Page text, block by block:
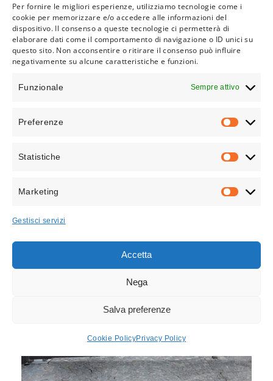
Per fornire le migliori esperienze, utilizziamo tecnologie come i
cookie per memorizzare e/o accedere alle informazioni del
dispositivo. Il consenso a queste tecnologie ci permetterà di
elaborare dati come il comportamento di navigazione o ID unici su
questo sito. Non acconsentire o ritirare il consenso può influire
negativamente su alcune caratteristiche e funzioni.
Funzionale Sempre attivo
Preferenze
Statistiche
Marketing
Gestisci servizi
Accetta
Nega
Salva preferenze
Cookie PolicyPrivacy Policy
PROJECT 6111
Cancelli a battente
PROJECT 5424